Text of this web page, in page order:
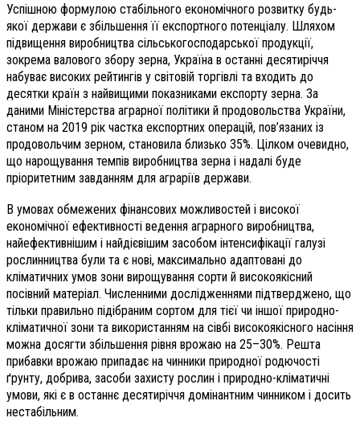
Успішною формулою стабільного економічного розвитку будь-
якої держави є збільшення її експортного потенціалу. Шляхом
підвищення виробництва сільськогосподарської продукції,
зокрема валового збору зерна, Україна в останні десятиріччя
набуває високих рейтингів у світовій торгівлі та входить до
десятки країн з найвищими показниками експорту зерна. За
даними Міністерства аграрної політики й продовольства України,
станом на 2019 рік частка експортних операцій, пов’язаних із
продовольчим зерном, становила близько 35%. Цілком очевидно,
що нарощування темпів виробництва зерна і надалі буде
пріоритетним завданням для аграріїв держави.
В умовах обмежених фінансових можливостей і високої
економічної ефективності ведення аграрного виробництва,
найефективнішим і найдієвішим засобом інтенсифікації галузі
рослинництва були та є нові, максимально адаптовані до
кліматичних умов зони вирощування сорти й високоякісний
посівний матеріал. Численними дослідженнями підтверджено, що
тільки правильно підібраним сортом для тієї чи іншої природно-
кліматичної зони та використанням на сівбі високоякісного насіння
можна досягти збільшення рівня врожаю на 25–30%. Решта
прибавки врожаю припадає на чинники природної родючості
ґрунту, добрива, засоби захисту рослин і природно-кліматичні
умови, які є в останнє десятиріччя домінантним чинником і досить
нестабільним.